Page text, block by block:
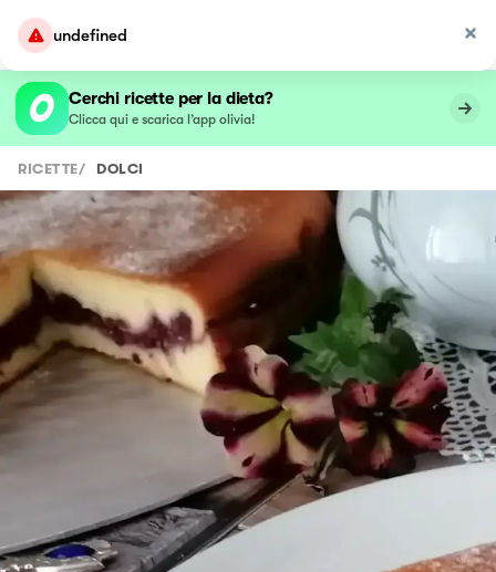
undefined
Cerchi ricette per la dieta?
Clicca qui e scarica l’app olivia!
RICETTE/ DOLCI